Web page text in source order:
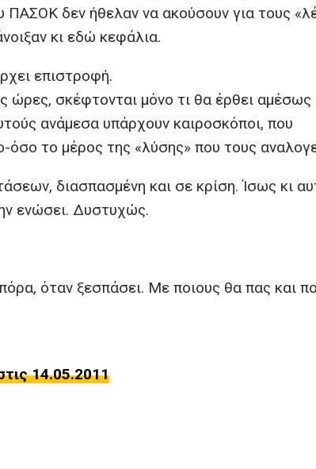
ΠΑΣΟΚ δεν ήθελαν να ακούσουν για τους
κι εδώ κεφάλια.
επιστροφή.
ώρες, σκέφτονται μόνο τι θα έρθει αμέσως
ανάμεσα υπάρχουν καιροσκόποι, που
το μέρος της «λύσης» που τους
διασπασμένη και σε κρίση. Ίσως κι
ενώσει. Δυστυχώς.
όταν ξεσπάσει. Με ποιους θα πας και
14.05.2011